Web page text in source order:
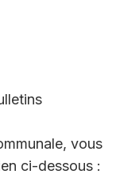
vous
ci-dessous :